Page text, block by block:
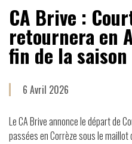
CA Brive :
retournera en
fin de la saison
6 Avril 2026
Le CA Brive annonce le départ de
passées en Corrèze sous le maillot